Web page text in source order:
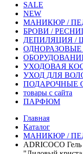
SALE
NEW
МАНИКЮР /
БРОВИ /
ДЕПИЛЯЦИЯ /
УХОДОВАЯ
УХОД ДЛЯ
ПОДАРОЧНЫЕ
товары с сайта
ПАРФЮМ
Главная
Каталог
МАНИКЮР /
ADRICOCO